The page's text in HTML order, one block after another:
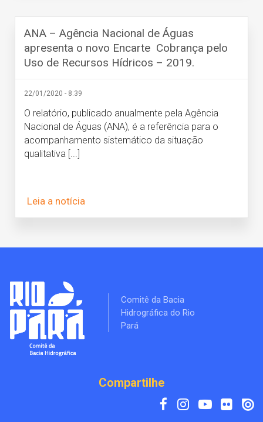
ANA – Agência Nacional de Águas
apresenta o novo Encarte Cobrança pelo
Uso de Recursos Hídricos – 2019.
22/01/2020 - 8:39
O relatório, publicado anualmente pela Agência
Nacional de Águas (ANA), é a referência para o
acompanhamento sistemático da situação
qualitativa [...]
Leia a notícia
Comitê da Bacia
Hidrográfica do Rio
Pará
Compartilhe